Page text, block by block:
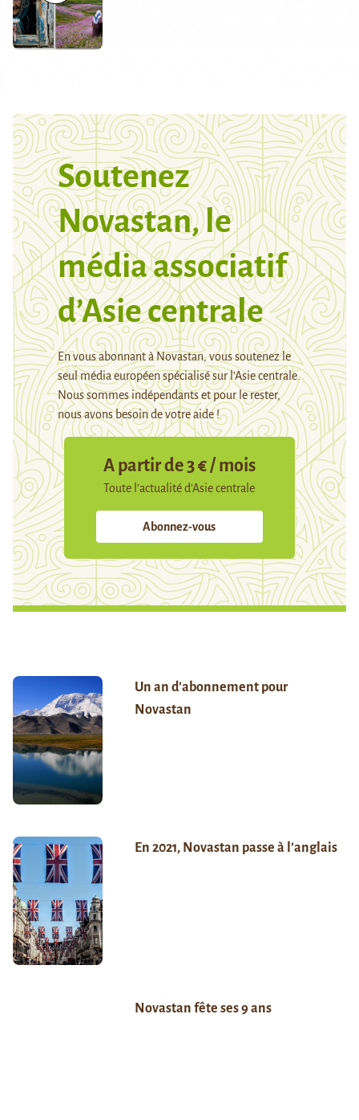
Soutenez
Novastan, le
média associatif
d’Asie centrale
En vous abonnant à Novastan, vous soutenez le
seul média européen spécialisé sur l’Asie centrale.
Nous sommes indépendants et pour le rester,
nous avons besoin de votre aide !
A partir de 3 € / mois
Toute l’actualité d’Asie centrale
Abonnez-vous
Un an d’abonnement pour
Novastan
En 2021, Novastan passe à l’anglais
Novastan fête ses 9 ans